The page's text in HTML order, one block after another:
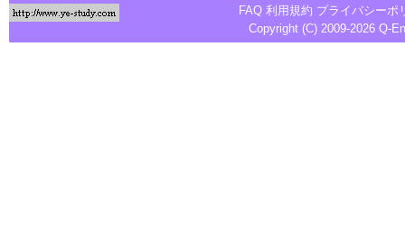
FAQ 利用規約 プライバシーポ
Copyright (C) 2009-2026 Q-